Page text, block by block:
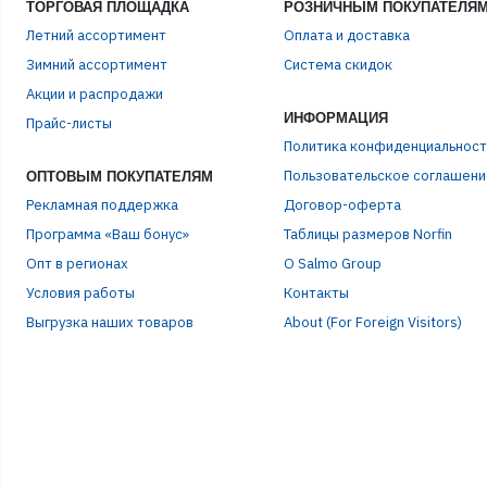
ТОРГОВАЯ ПЛОЩАДКА
Летний ассортимент
Зимний ассортимент
Акции и распродажи
Прайс-листы
ОПТОВЫМ ПОКУПАТЕЛЯМ
Рекламная поддержка
Программа «Ваш бонус»
Опт в регионах
Условия работы
Выгрузка наших товаров
РОЗНИЧНЫМ
Оплата и доставка
Система скидок
ИНФОРМАЦИЯ
Политика
Пользовательское
Договор-оферта
Таблицы размеров Norfin
О Salmo Group
Контакты
About (For Foreign Visitors)